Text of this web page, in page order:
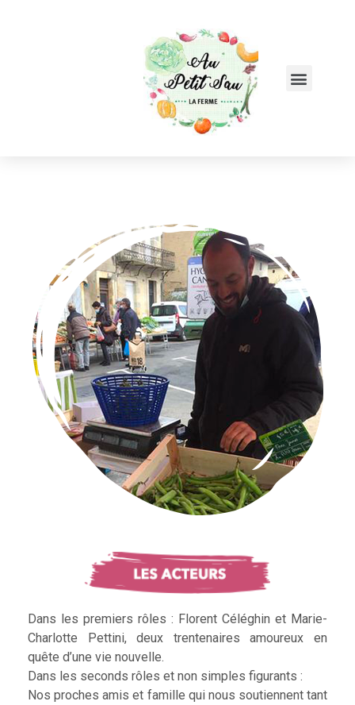
Dans les premiers rôles : Florent Céléghin et Marie-
Charlotte Pettini, deux trentenaires amoureux en
quête d’une vie nouvelle.
Dans les seconds rôles et non simples figurants :
Nos proches amis et famille qui nous soutiennent tant